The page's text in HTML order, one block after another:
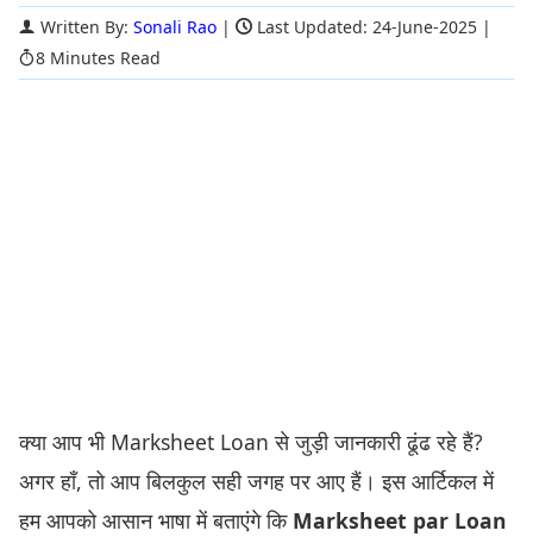
Written By: Sonali Rao | Last Updated: 24-June-2025 |
8 Minutes Read
क्या आप भी Marksheet Loan से जुड़ी जानकारी ढूंढ रहे हैं?
अगर हाँ, तो आप बिलकुल सही जगह पर आए हैं। इस आर्टिकल में
हम आपको आसान भाषा में बताएंगे कि Marksheet par Loan